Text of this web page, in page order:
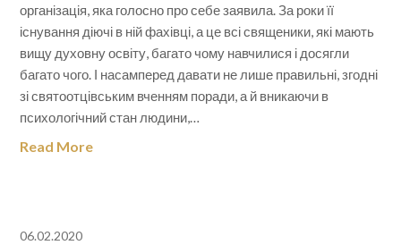
організація, яка голосно про себе заявила. За роки її
існування діючі в ній фахівці, а це всі священики, які мають
вищу духовну освіту, багато чому навчилися і досягли
багато чого. І насамперед давати не лише правильні, згодні
зі святоотцівським вченням поради, а й вникаючи в
психологічний стан людини,…
Read More
06.02.2020